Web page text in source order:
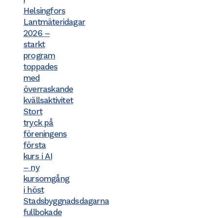
Helsingfors
Lantmäteridagar
2026 –
starkt
program
toppades
med
överraskande
kvällsaktivitet
Stort
tryck på
föreningens
första
kurs i AI
– ny
kursomgång
i höst
Stadsbyggnadsdagarna
fullbokade